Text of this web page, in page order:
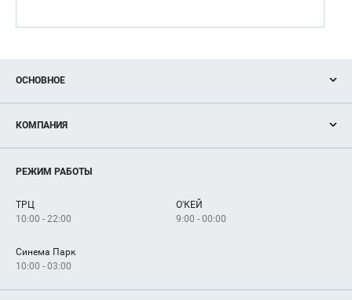
ОСНОВНОЕ
Новости
Магазины
Услуги
КОМПАНИЯ
Рекламодателям
Как добраться
РЕЖИМ РАБОТЫ
ТРЦ
10:00 - 22:00
О'КЕЙ
9:00 - 00:00
Синема Парк
10:00 - 03:00